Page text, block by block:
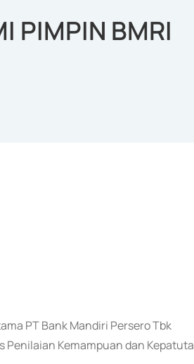
PIMPIN BMRI
PT Bank Mandiri Persero Tbk
Penilaian Kemampuan dan